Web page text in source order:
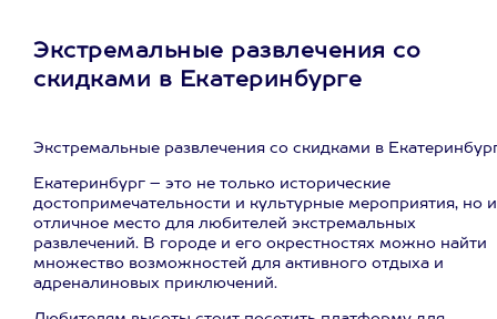
Экстремальные развлечения со
скидками в Екатеринбурге
Экстремальные развлечения со скидками в
Екатеринбург – это не только исторические
достопримечательности и культурные мероприятия, но и
отличное место для любителей экстремальных
развлечений. В городе и его окрестностях можно найти
множество возможностей для активного отдыха и
адреналиновых приключений.